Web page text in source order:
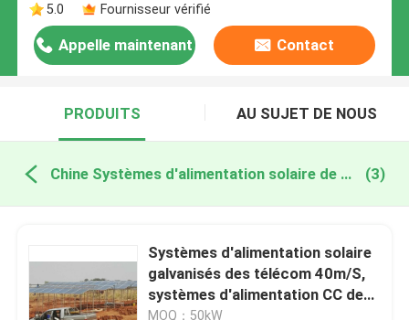
5.0
Fournisseur vérifié
Appelle maintenant Contact
PRODUITS AU SUJET DE NOUS
Chine Systèmes d'alimentation solaire de télécom (3)
Systèmes d'alimentation solaire
galvanisés des télécom 40m/S,
systèmes d'alimentation CC de
télécom de paysage
MOQ：50kW